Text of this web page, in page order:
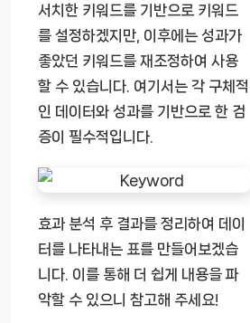
서치한 키워드를 기반으로 키워드
를 설정하겠지만, 이후에는 성과가
좋았던 키워드를 재조정하여 사용
할 수 있습니다. 여기서는 각 구체적
인 데이터와 성과를 기반으로 한 검
증이 필수적입니다.
효과 분석 후 결과를 정리하여 데이
터를 나타내는 표를 만들어보겠습
니다. 이를 통해 더 쉽게 내용을 파
악할 수 있으니 참고해 주세요!